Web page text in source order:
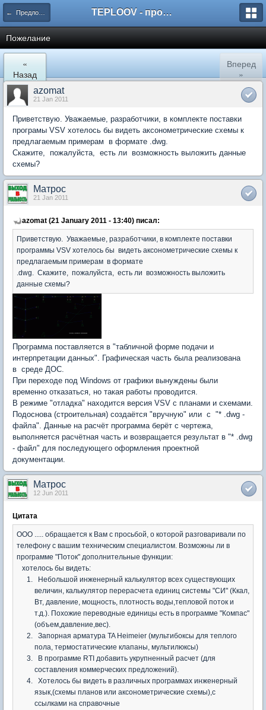
← Предложения пользоватей по развитию пакета TeploOV TEPLOOV - программный комплекс для расчёта систем отопления и вентиляции
Пожелание
«
Назад
Вперед
»
azomat
21 Jan 2011
Приветствую. Уважаемые, разработчики, в комплекте поставки
програмы VSV хотелось бы видеть аксонометрические схемы к
предлагаемым примерам в формате .dwg.
Скажите, пожалуйста, есть ли возможность выложить данные
схемы?
Матрос
21 Jan 2011
azomat (21 January 2011 - 13:40) писал:
Приветствую. Уважаемые, разработчики, в комплекте поставки
программы VSV хотелось бы видеть аксонометрические схемы к
предлагаемым примерам в формате
.dwg. Скажите, пожалуйста, есть ли возможность выложить
данные схемы?
Программа поставляется в "табличной форме подачи и
интерпретации данных". Графическая часть была реализована
в среде ДОС.
При переходе под Windows от графики вынуждены были
временно отказаться, но такая работы проводится.
В режиме "отладка" находится версия VSV с планами и схемами.
Подоснова (строительная) создаётся "вручную" или с "* .dwg -
файла". Данные на расчёт программа берёт с чертежа,
выполняется расчётная часть и возвращается результат в "* .dwg
- файл" для последующего оформления проектной
документации.
Матрос
12 Jun 2011
Цитата
ООО ..... обращается к Вам с просьбой, о которой разговаривали по
телефону с вашим техническим специалистом. Возможны ли в
программе "Поток" дополнительные функции:
хотелось бы видеть:
Небольшой инженерный калькулятор всех существующих
величин, калькулятор перерасчета единиц системы "СИ" (Ккал,
Вт, давление, мощность, плотность воды,тепловой поток и
т.д.). Похожие переводные единицы есть в программе "Компас"
(объем,давление,вес).
Запорная арматура TA Heimeier (мультибоксы для теплого
пола, термостатические клапаны, мультилюксы)
В программе RTI добавить укрупненный расчет (для
составления коммерческих предложений).
Хотелось бы видеть в различных программах инженерный
язык,(схемы планов или аксонометрические схемы),с
ссылками на справочные